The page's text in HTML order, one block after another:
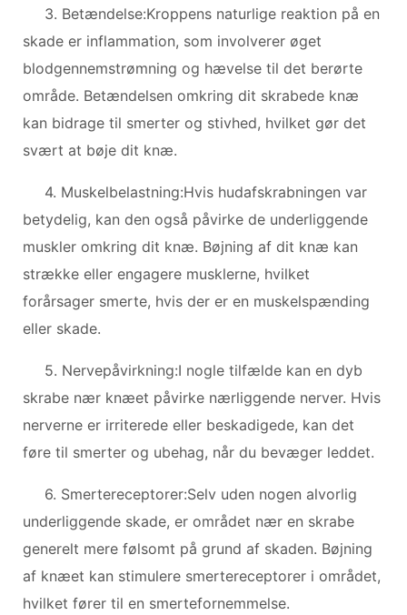
3. Betændelse:Kroppens naturlige reaktion på en
skade er inflammation, som involverer øget
blodgennemstrømning og hævelse til det berørte
område. Betændelsen omkring dit skrabede knæ
kan bidrage til smerter og stivhed, hvilket gør det
svært at bøje dit knæ.
4. Muskelbelastning:Hvis hudafskrabningen var
betydelig, kan den også påvirke de underliggende
muskler omkring dit knæ. Bøjning af dit knæ kan
strække eller engagere musklerne, hvilket
forårsager smerte, hvis der er en muskelspænding
eller skade.
5. Nervepåvirkning:I nogle tilfælde kan en dyb
skrabe nær knæet påvirke nærliggende nerver. Hvis
nerverne er irriterede eller beskadigede, kan det
føre til smerter og ubehag, når du bevæger leddet.
6. Smertereceptorer:Selv uden nogen alvorlig
underliggende skade, er området nær en skrabe
generelt mere følsomt på grund af skaden. Bøjning
af knæet kan stimulere smertereceptorer i området,
hvilket fører til en smertefornemmelse.